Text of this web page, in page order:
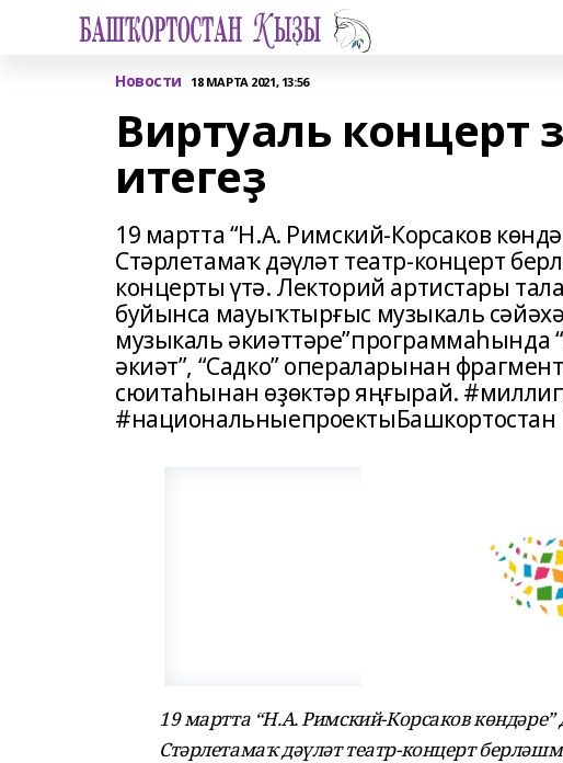
Новости 18 МАРТА 2021, 13:56
Виртуаль концерт
итегеҙ
19 мартта “Н.А. Римский-Корсаков
Стәрлетамаҡ дәүләт театр-концерт
концерты үтә. Лекторий артистары
буйынса мауыҡтырғыс музыкаль
музыкаль әкиәттәре”программаһында
әкиәт”, “Садко” операларынан
сюитаһынан өҙөктәр яңғырай.
#национальныепроектыБашкортостан
19 мартта “Н.А. Римский-Корсаков
Стәрлетамаҡ дәүләт театр-концерт